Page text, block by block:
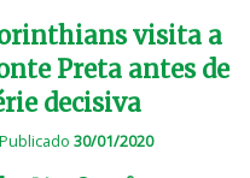
visita a
Preta antes de
decisiva
30/01/2020